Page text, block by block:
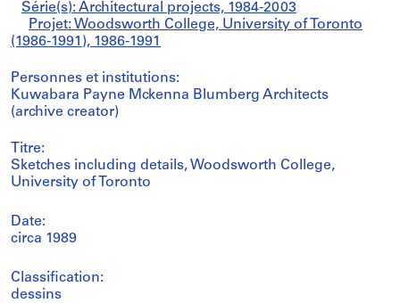
Série(s): Architectural projects, 1984-2003
Projet: Woodsworth College, University of Toronto
(1986-1991), 1986-1991
Personnes et institutions:
Kuwabara Payne Mckenna Blumberg Architects
(archive creator)
Titre:
Sketches including details, Woodsworth College,
University of Toronto
Date:
circa 1989
Classification:
dessins